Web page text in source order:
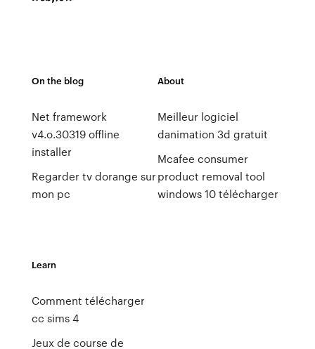
On the blog
Net framework
v4.o.30319 offline
installer
Regarder tv dorange sur
mon pc
About
Meilleur logiciel
danimation 3d gratuit
Mcafee consumer
product removal tool
windows 10 télécharger
Learn
Comment télécharger
cc sims 4
Jeux de course de